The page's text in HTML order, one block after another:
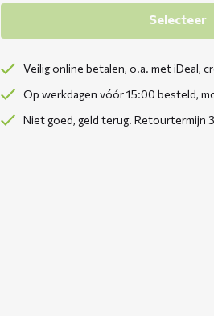
Selecteer
Veilig online betalen, o.a. met iDeal,
Op werkdagen vóór 15:00 besteld,
Niet goed, geld terug. Retourtermijn